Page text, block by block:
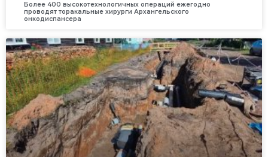
Более 400 высокотехнологичных операций ежегодно
проводят торакальные хирурги Архангельского
онкодиспансера